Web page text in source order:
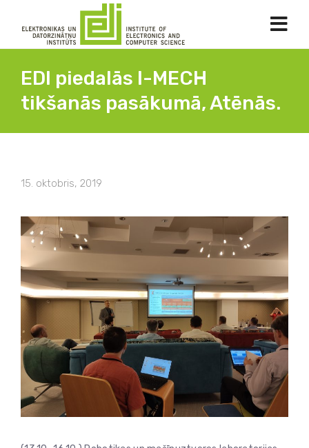
EDI piedalās I-MECH
tikšanās pasākumā, Atēnās.
15. oktobris, 2019